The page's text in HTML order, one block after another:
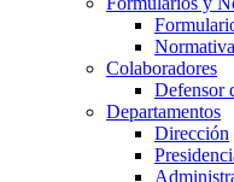
Colaboradores
Defensor
Departamentos
Dirección